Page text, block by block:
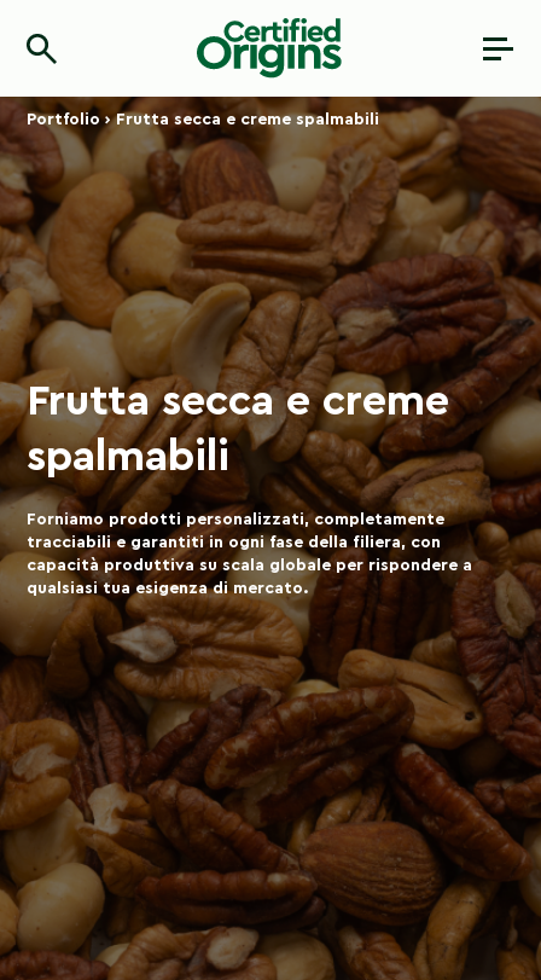
Frutta secca e creme
spalmabili
Forniamo prodotti personalizzati, completamente
tracciabili e garantiti in ogni fase della filiera, con
capacità produttiva su scala globale per rispondere a
qualsiasi tua esigenza di mercato.
Portfolio›Frutta secca e creme spalmabili